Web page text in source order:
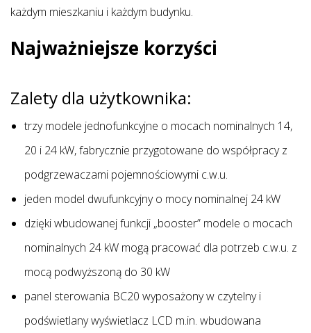
każdym mieszkaniu i każdym budynku.
Najważniejsze korzyści
Zalety dla użytkownika:
trzy modele jednofunkcyjne o mocach nominalnych 14,
20 i 24 kW, fabrycznie przygotowane do współpracy z
podgrzewaczami pojemnościowymi c.w.u.
jeden model dwufunkcyjny o mocy nominalnej 24 kW
dzięki wbudowanej funkcji „booster” modele o mocach
nominalnych 24 kW mogą pracować dla potrzeb c.w.u. z
mocą podwyższoną do 30 kW
panel sterowania BC20 wyposażony w czytelny i
podświetlany wyświetlacz LCD m.in. wbudowana